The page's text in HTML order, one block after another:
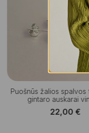
Puošnūs žalios
gintaro auskarai
22,00€